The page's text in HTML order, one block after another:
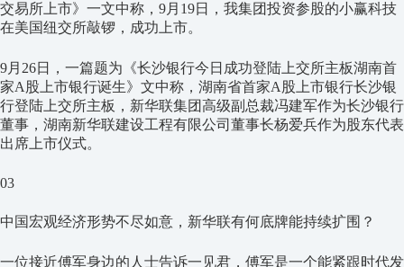
交易所上市》一文中称，9月19日，我集团投资参股的小赢科技
在美国纽交所敲锣，成功上市。
9月26日，一篇题为《长沙银行今日成功登陆上交所主板湖南首
家A股上市银行诞生》文中称，湖南省首家A股上市银行长沙银
行登陆上交所主板，新华联集团高级副总裁冯建军作为长沙银行
董事，湖南新华联建设工程有限公司董事长杨爱兵作为股东代表
出席上市仪式。
03
中国宏观经济形势不尽如意，新华联有何底牌能持续扩围？
一位接近傅军身边的人士告诉一见君，傅军是一个能紧跟时代发